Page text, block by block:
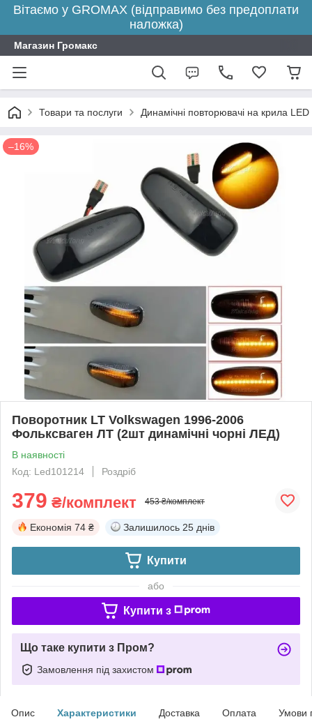
Вітаємо у GROMAX (відправимо без предоплати
наложка)
Магазин Громакс
Товари та послуги Динамічні повторювачі на крила LED
–16%
Поворотник LT Volkswagen 1996-2006
Фольксваген ЛТ (2шт динамічні чорні ЛЕД)
В наявності
Код: Led101214
Роздріб
379 ₴/комплект 453 ₴/комплект
Економія 74 ₴ Залишилось 25 днів
Купити
або
Купити з
Що таке купити з Пром?
Замовлення під захистом
Опис Характеристики Доставка Оплата Умови